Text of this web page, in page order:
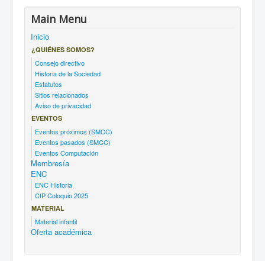
Main Menu
Inicio
¿QUIÉNES SOMOS?
Consejo directivo
Historia de la Sociedad
Estatutos
Sitios relacionados
Aviso de privacidad
EVENTOS
Eventos próximos (SMCC)
Eventos pasados (SMCC)
Eventos Computación
Membresía
ENC
ENC Historia
CfP Coloquio 2025
MATERIAL
Material infantil
Oferta académica